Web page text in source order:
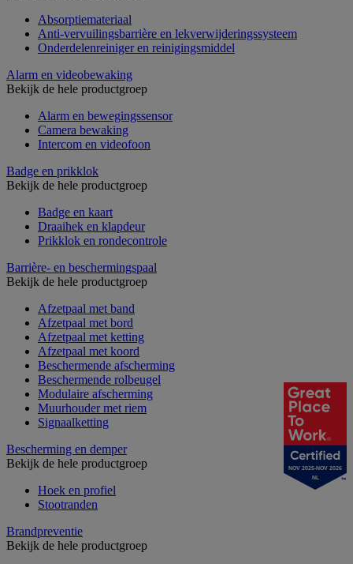
Absorptiemateriaal
Anti-vervuilingsbarrière en lekverwijderingssysteem
Onderdelenreiniger en reinigingsmiddel
Alarm en videobewaking
Bekijk de hele productgroep
Alarm en bewegingssensor
Camera bewaking
Intercom en videofoon
Badge en prikklok
Bekijk de hele productgroep
Badge en kaart
Draaihek en klapdeur
Prikklok en rondecontrole
Barrière- en beschermingspaal
Bekijk de hele productgroep
Afzetpaal met band
Afzetpaal met bord
Afzetpaal met ketting
Afzetpaal met koord
Beschermende afscherming
Beschermende rolbeugel
Modulaire afscherming
Muurhouder met riem
Signaalketting
Bescherming en demper
Bekijk de hele productgroep
Hoek en profiel
Stootranden
Brandpreventie
Bekijk de hele productgroep
NOV 2025-NOV 2026
NL